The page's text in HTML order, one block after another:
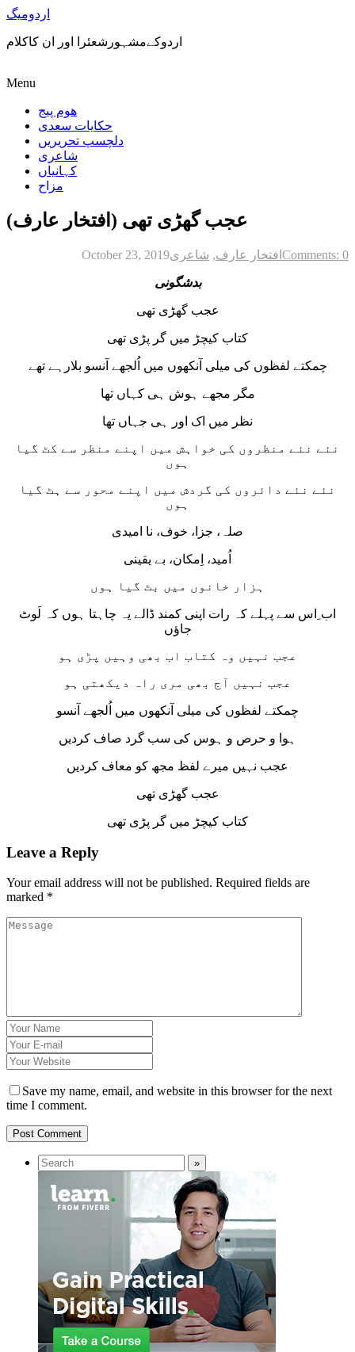
اردومیگ
اردوکےمشہورشعئرا اور ان کاکلام
Menu
ھوم پیج
حکایات سعدی
دلچسپ تحریریں
شاعری
کہانیاں
مزاح
عجب گھڑی تھی (افتخار عارف)
October 23, 2019 افتخار عارف, شاعری Comments: 0
بدشگونی
عجب گھڑی تھی
کتاب کیچڑ میں گر پڑی تھی
چمکتے لفظوں کی میلی آنکھوں میں اُلجھے آنسو بلارہے تھے
مگر مجھے ہوش ہی کہاں تھا
نظر میں اک اور ہی جہاں تھا
نئے نئے منظروں کی خواہش میں اپنے منظر سے کٹ گیا
ہوں
نئے نئے دائروں کی گردش میں اپنے محور سے ہٹ گیا
ہوں
صلہ، جزا، خوف، نا امیدی
اُمید، اِمکان، بے یقینی
ہزار خانوں میں بٹ گیا ہوں
اب ِاس سے پہلے کہ رات اپنی کمند ڈالے یہ چاہتا ہوں کہ لَوٹ
جاؤں
عجب نہیں وہ کتاب اب بھی وہیں پڑی ہو
عجب نہیں آج بھی مری راہ دیکھتی ہو
چمکتے لفظوں کی میلی آنکھوں میں اُلجھے آنسو
ہوا و حرص و ہوس کی سب گرد صاف کردیں
عجب نہیں میرے لفظ مجھ کو معاف کردیں
عجب گھڑی تھی
کتاب کیچڑ میں گر پڑی تھی
Leave a Reply
Your email address will not be published. Required fields are
marked *
Save my name, email, and website in this browser for the next
time I comment.